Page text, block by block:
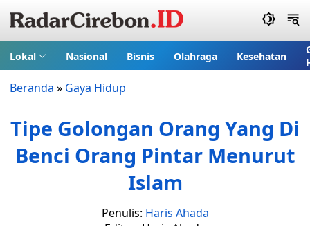
Lokal Nasional Bisnis Olahraga Kesehatan
Beranda » Gaya Hidup
Tipe Golongan Orang Yang Di
Benci Orang Pintar Menurut
Islam
Penulis: Haris Ahada